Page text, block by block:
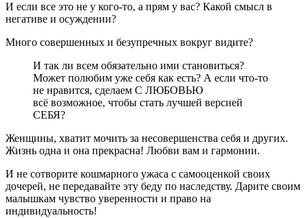
И если все это не у кого-то, а прям у вас? Какой смысл в
негативе и осуждении?
Много совершенных и безупречных вокруг видите?
И так ли всем обязательно ими становиться?
Может полюбим уже себя как есть? А если что-то
не нравится, сделаем С ЛЮБОВЬЮ
всё возможное, чтобы стать лучшей версией
СЕБЯ?
Женщины, хватит мочить за несовершенства себя и других.
Жизнь одна и она прекрасна! Любви вам и гармонии.
И не сотворите кошмарного ужаса с самооценкой своих
дочерей, не передавайте эту беду по наследству. Дарите своим
малышкам чувство уверенности и право на
индивидуальность!